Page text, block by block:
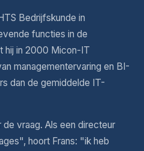
Bedrijfskunde in
functies in de
hij in 2000 Micon-IT
managementervaring en BI-
dan de gemiddelde IT-
vraag. Als een directeur
hoort Frans: "ik heb